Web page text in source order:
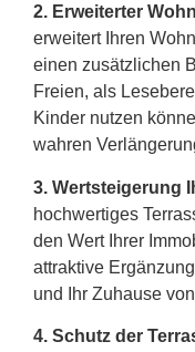
2. Erweiterter
erweitert Ihren
einen zusätzlichen
Freien, als
Kinder nutzen
wahren
3. Wertsteigerung
hochwertiges
den Wert Ihrer
attraktive
und Ihr Zuhause
4. Schutz der